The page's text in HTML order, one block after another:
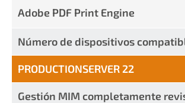
Adobe PDF Print Engine
Número de dispositivos
PRODUCTIONSERVER 22
Gestión MIM completamente